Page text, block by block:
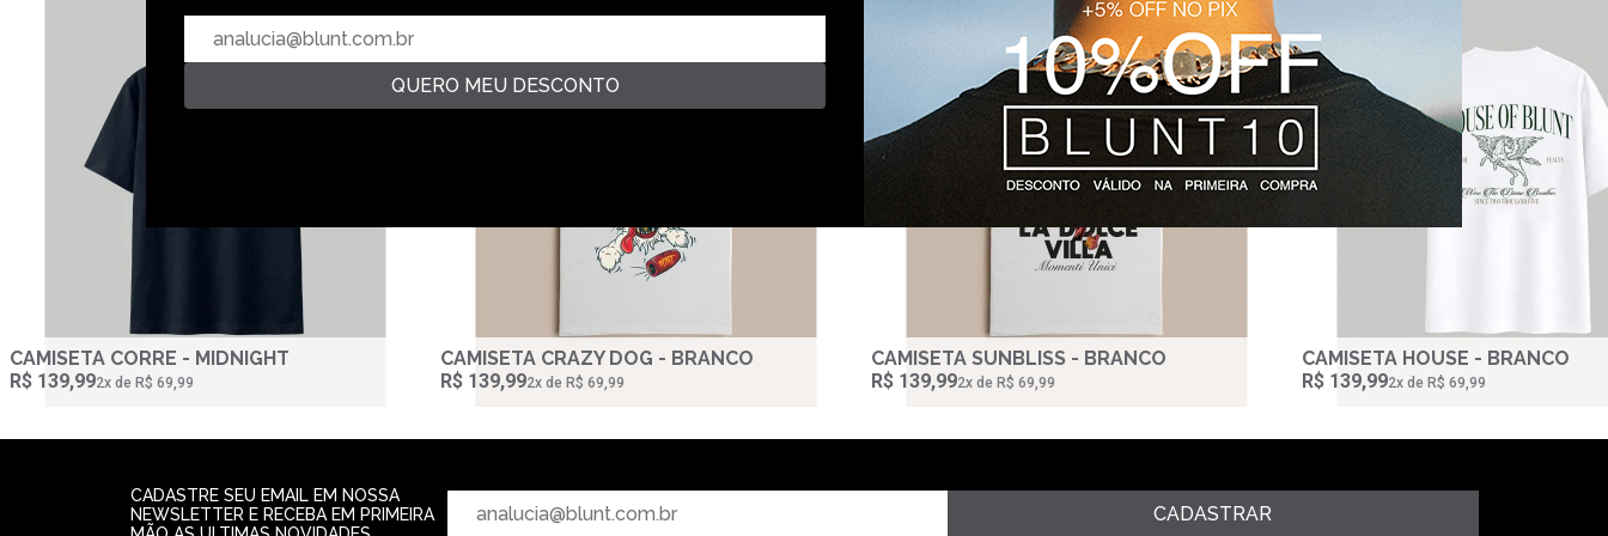
CAMISETA CORRE - MIDNIGHT
R$ 139,992‌x de R$ 69,99
CAMISETA CRAZY DOG - BRANCO
R$ 139,992‌x de R$ 69,99
CAMISETA SUNBLISS - BRANCO
R$ 139,992‌x de R$ 69,99
CAMISETA HOUSE - BRANCO
R$ 139,992‌x de R$ 69,99
QUERO MEU DESCONTO
CADASTRE SEU EMAIL EM NOSSA
NEWSLETTER E RECEBA EM PRIMEIRA
CADASTRAR